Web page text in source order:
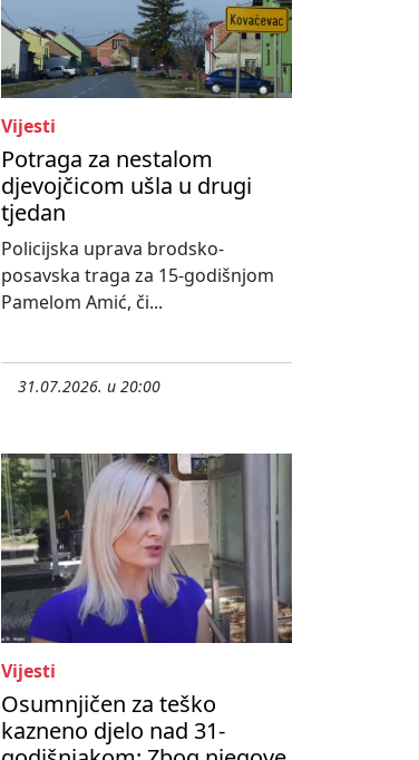
Vijesti
Potraga za nestalom
djevojčicom ušla u drugi
tjedan
Policijska uprava brodsko-
posavska traga za 15-godišnjom
Pamelom Amić, či...
31.07.2026. u 20:00
Vijesti
Osumnjičen za teško
kazneno djelo nad 31-